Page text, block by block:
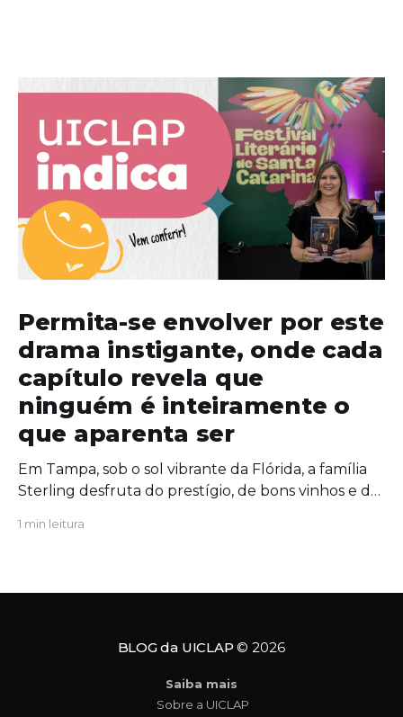
Permita-se envolver por este
drama instigante, onde cada
capítulo revela que
ninguém é inteiramente o
que aparenta ser
Em Tampa, sob o sol vibrante da Flórida, a família
Sterling desfruta do prestígio, de bons vinhos e de
trás das portas fechadas da mansão, segredos
ressurge com um
1 min leitura
BLOG da UICLAP © 2026
Saiba mais
Sobre a UICLAP